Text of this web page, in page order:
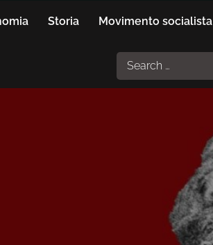
Storia Movimento socialista
Search
for: